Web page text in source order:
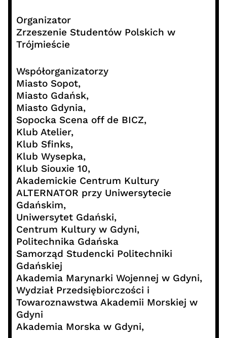
Organizator
Zrzeszenie Studentów Polskich w
Trójmieście
Współorganizatorzy
Miasto Sopot,
Miasto Gdańsk,
Miasto Gdynia,
Sopocka Scena off de BICZ,
Klub Atelier,
Klub Sfinks,
Klub Wysepka,
Klub Siouxie 10,
Akademickie Centrum Kultury
ALTERNATOR przy Uniwersytecie
Gdańskim,
Uniwersytet Gdański,
Centrum Kultury w Gdyni,
Politechnika Gdańska
Samorząd Studencki Politechniki
Gdańskiej
Akademia Marynarki Wojennej w Gdyni,
Wydział Przedsiębiorczości i
Towaroznawstwa Akademii Morskiej w
Gdyni
Akademia Morska w Gdyni,